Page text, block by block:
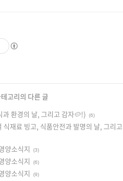
고리의 다른 글
환경의 날, 그리고 감자🥔!)
(6)
재료 빙고, 식품안전과 발명의 날, 그리
양소식지 (3)
양소식지 (6)
양소식지 (9)